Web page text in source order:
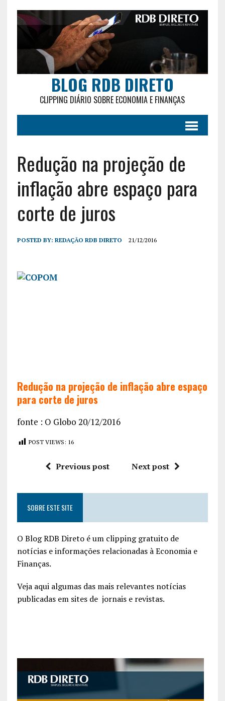
BLOG RDB DIRETO
CLIPPING DIÁRIO SOBRE ECONOMIA E FINANÇAS
Redução na projeção de
inflação abre espaço para
corte de juros
POSTED BY: REDAÇÃO RDB DIRETO 21/12/2016
Redução na projeção de inflação abre espaço
para corte de juros
fonte : O Globo 20/12/2016
POST VIEWS: 16
Previous post Next post
SOBRE ESTE SITE
O Blog RDB Direto é um clipping gratuito de
notícias e informações relacionadas à Economia e
Finanças.
Veja aqui algumas das mais relevantes notícias
publicadas em sites de jornais e revistas.